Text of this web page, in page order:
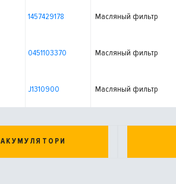
1457429178 Масляный фильтр
0451103370 Масляный фильтр
J1310900 Масляный фильтр
АКУМУЛЯТОРИ